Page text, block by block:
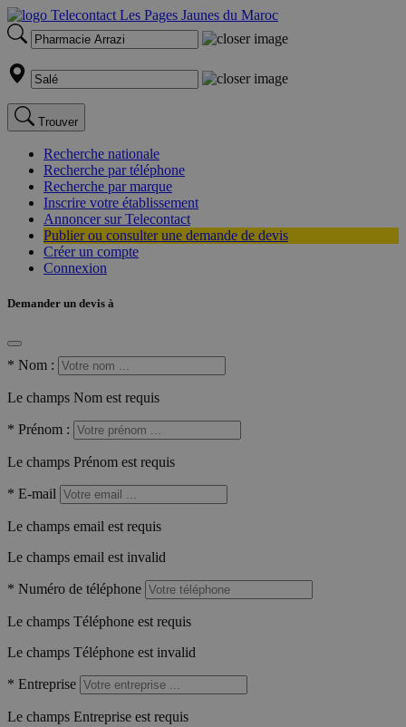
Trouver
Recherche nationale
Recherche par téléphone
Recherche par marque
Inscrire votre établissement
Annoncer sur Telecontact
Publier ou consulter une demande de devis
Créer un compte
Connexion
Demander un devis à
* Nom :
Le champs Nom est requis
* Prénom :
Le champs Prénom est requis
* E-mail
Le champs email est requis
Le champs email est invalid
* Numéro de téléphone
Le champs Téléphone est requis
Le champs Téléphone est invalid
* Entreprise
Le champs Entreprise est requis